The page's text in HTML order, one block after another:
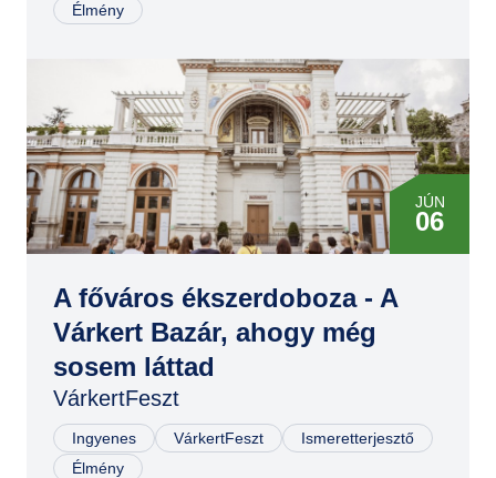
Élmény
JÚN
06
JÚN
07
A főváros ékszerdoboza - A
Várkert Bazár, ahogy még
sosem láttad
VárkertFeszt
Ingyenes VárkertFeszt
Ismeretterjesztő
Élmény